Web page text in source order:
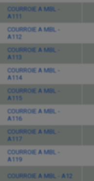
COURROIE A MBL -
A111
COURROIE A MBL -
A112
COURROIE A MBL -
A113
COURROIE A MBL -
A114
COURROIE A MBL -
A115
COURROIE A MBL -
A116
COURROIE A MBL -
A117
COURROIE A MBL -
A119
COURROIE A MBL - A12